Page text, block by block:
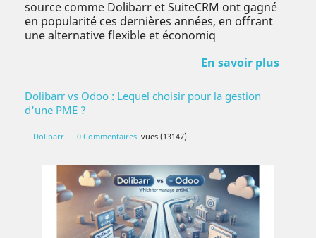
source comme Dolibarr et SuiteCRM ont gagné
en popularité ces dernières années, en offrant
une alternative flexible et économiq
En savoir plus
Dolibarr vs Odoo : Lequel choisir pour la gestion
d'une PME ?
Dolibarr 0 Commentaires vues (13147)